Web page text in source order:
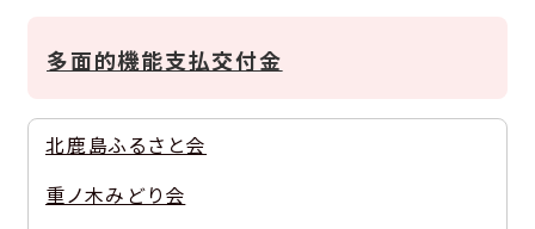
多面的機能支払交付金
北鹿島ふるさと会
重ノ木みどり会